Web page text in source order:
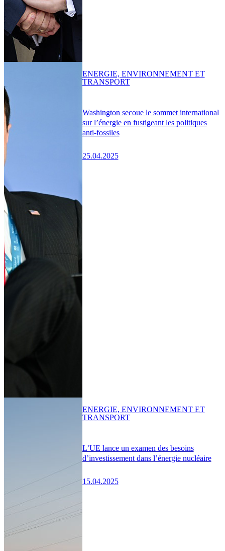
Washington secoue le sommet international
sur l’énergie en fustigeant les politiques
anti-fossiles
25.04.2025
ENERGIE, ENVIRONNEMENT ET
TRANSPORT
L’UE lance un examen des besoins
d’investissement dans l’énergie nucléaire
15.04.2025
ENERGIE, ENVIRONNEMENT ET
TRANSPORT